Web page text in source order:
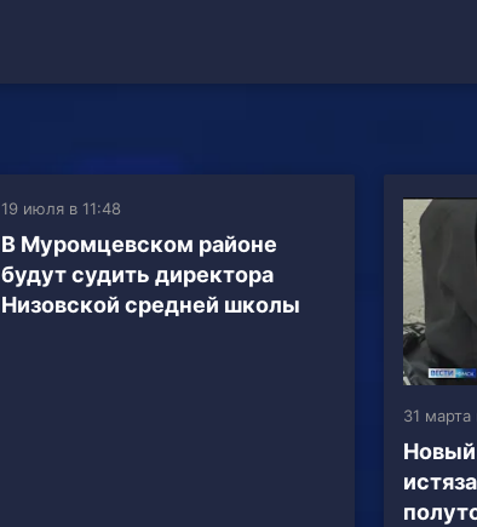
19 июля в 11:48
В Муромцевском районе
будут судить директора
Низовской средней школы
31 марта
Новый